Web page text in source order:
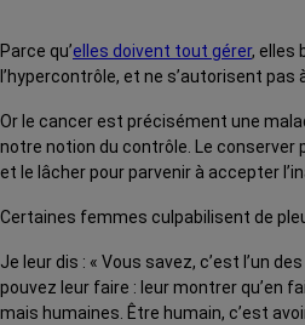
Parce qu’elles doivent tout gérer, elles
l’hypercontrôle, et ne s’autorisent pas
Or le cancer est précisément une
notre notion du contrôle. Le conserver
et le lâcher pour parvenir à accepter
Certaines femmes culpabilisent de
Je leur dis : « Vous savez, c’est l’un
pouvez leur faire : leur montrer qu’en
mais humaines. Être humain, c’est